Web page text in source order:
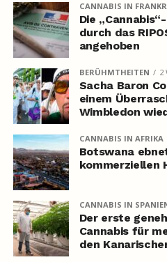
CANNABIS IN
Die
durch das
angehoben
BERÜHMTHEITEN 2
Sacha Baron
einem
Wimbledon
CANNABIS IN AFRIKA
Botswana
kommerziellen
CANNABIS IN
Der erste
Cannabis für
den